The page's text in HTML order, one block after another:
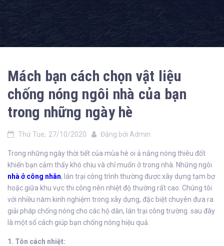
Mách bạn cách chọn vật liệu
chống nóng ngôi nhà của bạn
trong những ngày hè
Thứ Tue, 27/10/2020 Đăng bởi Admin
Trong những ngày thời tiết của mùa hè oi ả nắng nóng thiêu đốt
khiến bạn cảm thấy khó chịu và chỉ muốn ở trong nhà. Những ngôi
nhà ở công nhân, lán trại công trình thường được xây dựng tạm bợ
hoặc giữa khu vực thi công nên nhiệt độ thường rất cao. Chúng tôi
với nhiều năm kinh nghiệm trong xây dựng, đặc biệt chuyên đưa ra
giải pháp chống nóng cho các hộ dân, lán trại công trường. sau đây
là một số cách giúp bạn chống nóng hiệu quả.
1. Tôn cách nhiệt: